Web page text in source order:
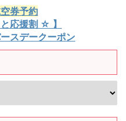
券予約
応援割 ☆ 】
スデークーポン